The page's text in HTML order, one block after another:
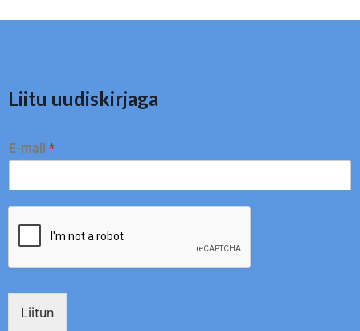
Liitu uudiskirjaga
E-mail *
Liitun